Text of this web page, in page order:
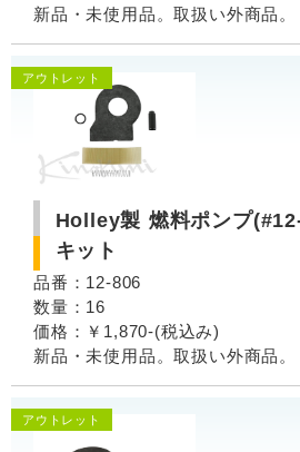
新品・未使用品。取扱い外商品。
Holley製 燃料ポンプ
キット
アウトレット
品番：12-806
数量：16
価格：￥1,870-(税込み)
新品・未使用品。取扱い外商品。
アウトレット